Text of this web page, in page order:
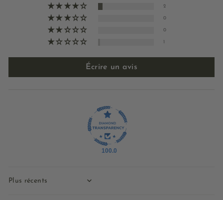
2
0
0
Écrire un avis
100.0
Sort by